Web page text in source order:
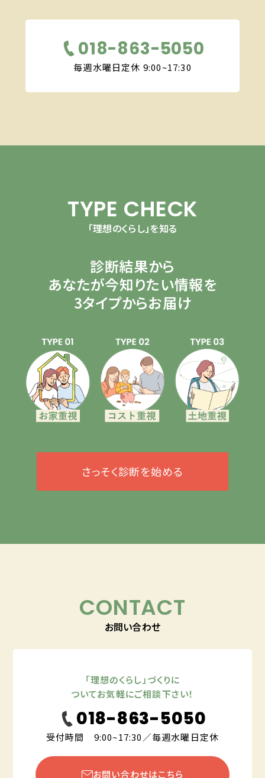
018-863-5050
毎週水曜日定休 9:00~17:30
TYPE CHECK
「理想のくらし」を知る
診断結果から
あなたが今知りたい情報を
3タイプからお届け
さっそく診断を始める
CONTACT
お問い合わせ
「理想のくらし」づくりに
ついてお気軽にご相談下さい！
018-863-5050
受付時間 9:00~17:30／毎週水曜日定休
お問い合わせはこちら